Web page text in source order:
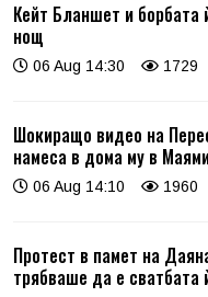
Кейт Бланшет и борбата
нощ
06 Aug 14:30 1729
Шокиращо видео на
намеса в дома му в
06 Aug 14:10 1960
Протест в памет на
трябваше да е сватбата